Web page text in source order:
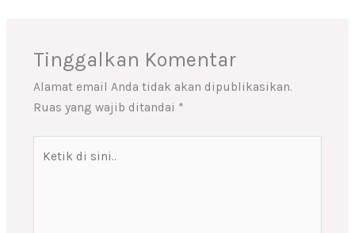
Tinggalkan Komentar
Alamat email Anda tidak akan dipublikasikan.
Ruas yang wajib ditandai *